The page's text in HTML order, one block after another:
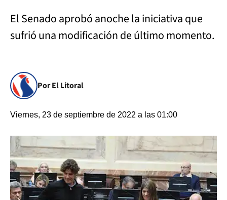
El Senado aprobó anoche la iniciativa que
sufrió una modificación de último momento.
Por El Litoral
Viernes, 23 de septiembre de 2022 a las 01:00